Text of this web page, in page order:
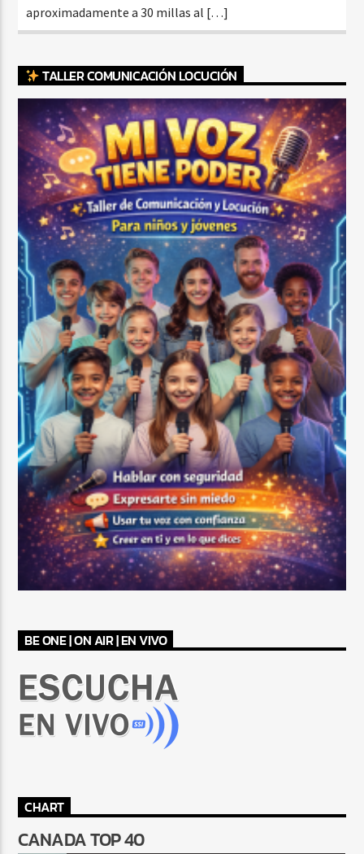
aproximadamente a 30 millas al […]
TALLER COMUNICACIÓN LOCUCIÓN
BE ONE | ON AIR | EN VIVO
CHART
CANADA TOP 40